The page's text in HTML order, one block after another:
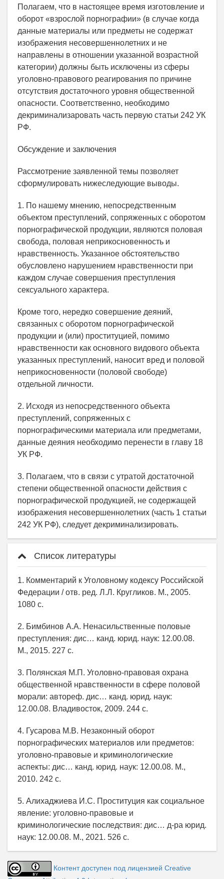
Полагаем, что в настоящее время изготовление и
оборот «взрослой порнографии» (в случае когда
данные материалы или предметы не содержат
изображения несовершеннолетних и не
направлены в отношении указанной возрастной
категории) должны быть исключены из сферы
уголовно-правового реагирования по причине
отсутствия достаточного уровня общественной
опасности. Соответственно, необходимо
декриминализаровать часть первую статьи 242 УК
РФ.
Обсуждение и заключения
Рассмотрение заявленной темы позволяет
сформулировать нижеследующие выводы.
1. По нашему мнению, непосредственным
объектом преступлений, сопряженных с оборотом
порнографической продукции, являются половая
свобода, половая неприкосновенность и
нравственность. Указанное обстоятельство
обусловлено нарушением нравственности при
каждом случае совершения преступления
сексуального характера.
Кроме того, нередко совершение деяний,
связанных с оборотом порнографической
продукции и (или) проституцией, помимо
нравственности как основного видового объекта
указанных преступлений, наносит вред и половой
неприкосновенности (половой свободе)
отдельной личности.
2. Исходя из непосредственного объекта
преступлений, сопряженных с
порнографическими материала или предметами,
данные деяния необходимо перенести в главу 18
УК РФ.
3. Полагаем, что в связи с утратой достаточной
степени общественной опасности действия с
порнографической продукцией, не содержащей
изображения несовершеннолетних (часть 1 статьи
242 УК РФ), следует декриминализировать.
Список литературы
1. Комментарий к Уголовному кодексу Российской
Федерации / отв. ред. Л.Л. Кругликов. М., 2005.
1080 с.
2. Бимбинов А.А. Ненасильственные половые
преступления: дис… канд. юрид. наук: 12.00.08.
М., 2015. 227 с.
3. Полянская М.П. Уголовно-правовая охрана
общественной нравственности в сфере половой
морали: автореф. дис… канд. юрид. наук:
12.00.08. Владивосток, 2009. 244 с.
4. Гусарова М.В. Незаконный оборот
порнографических материалов или предметов:
уголовно-правовые и криминологические
аспекты: дис… канд. юрид. наук: 12.00.08. М.,
2010. 242 с.
5. Алихаджиева И.С. Проституция как социальное
явление: уголовно-правовые и
криминологические последствия: дис… д-ра юрид.
наук: 12.00.08. М., 2021. 526 с.
Контент доступен под лицензией Creative